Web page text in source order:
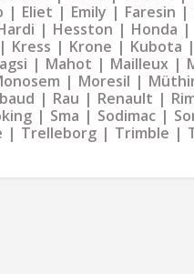
Eliet Emily Faresin
Hesston Honda
Kress Krone Kubota
Mahot Mailleux
Moresil
Rau Renault
Sma Sodimac
Trelleborg Trimble